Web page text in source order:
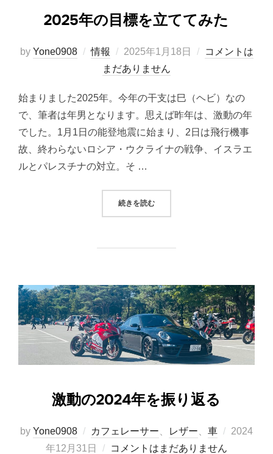
2025年の目標を立ててみた
by Yone0908 情報
投
稿
2025年1月18日
コメントは
まだありません
始まりました2025年。今年の干支は巳（ヘビ）なの
で、筆者は年男となります。思えば昨年は、激動の年
でした。1月1日の能登地震に始まり、2日は飛行機事
故、終わらないロシア・ウクライナの戦争、イスラエ
ルとパレスチナの対立。そ …
続きを読む“2025年の目標を立ててみた”
激動の2024年を振り返る
by Yone0908 カフェレーサー レザー 車
投
2024
年12月31日
コメントはまだありません